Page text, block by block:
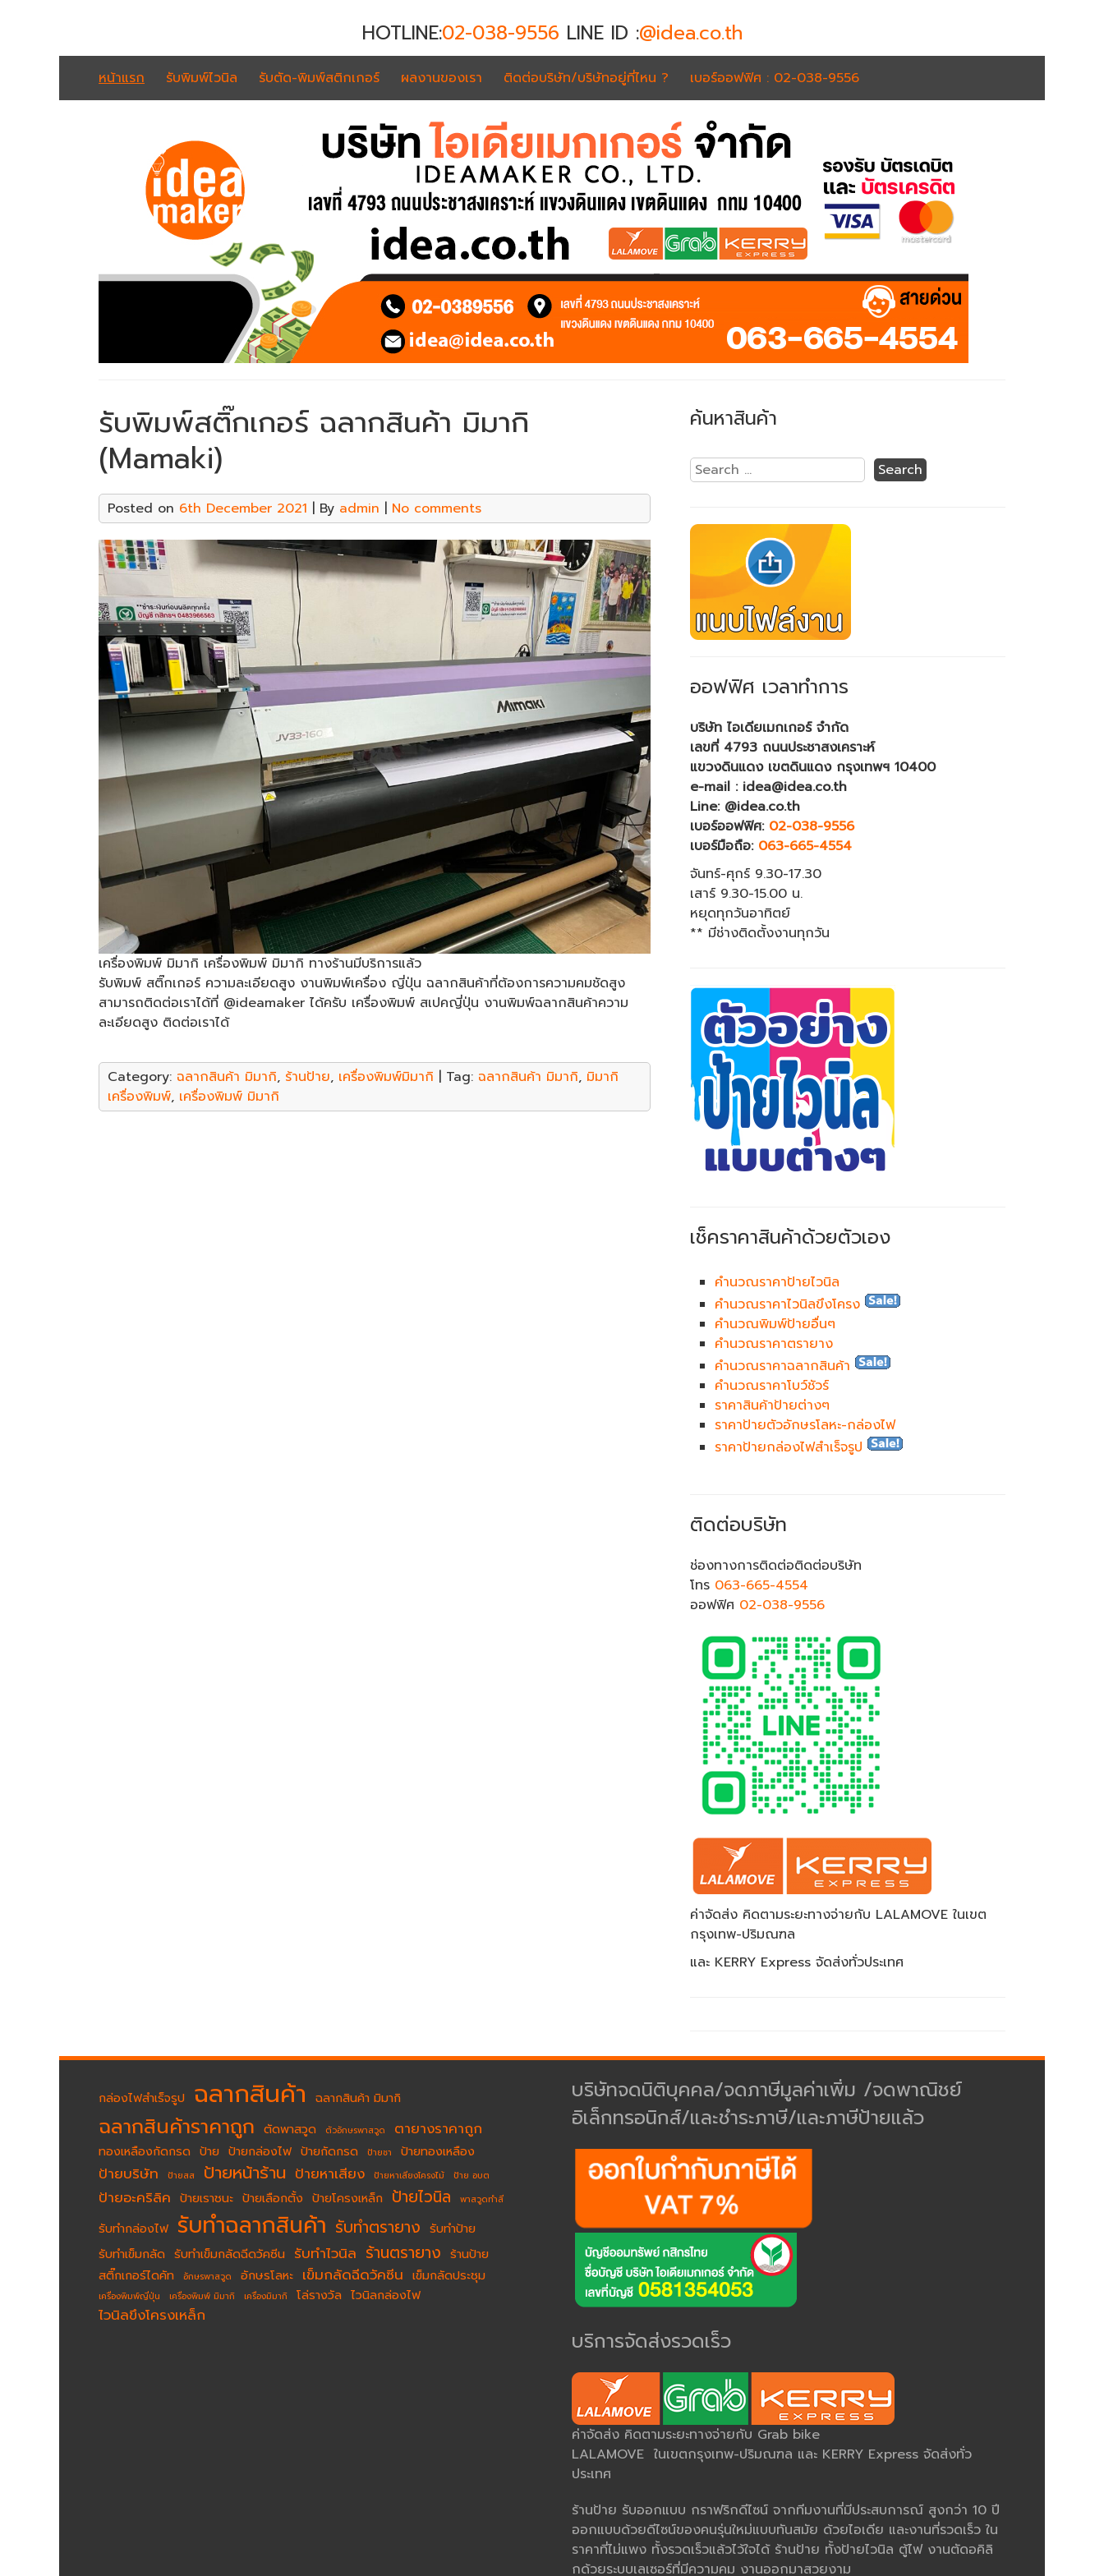
HOTLINE:02-038-9556 LINE ID :@idea.co.th
หน้าแรก รับพิมพ์ไวนิล รับตัด-พิมพ์สติกเกอร์ ผลงานของเรา ติดต่อบริษัท/บริษัทอยู่ที่ไหน ? เบอร์ออฟฟิศ : 02-038-9556
รับพิมพ์สติ๊กเกอร์ ฉลากสินค้า มิมากิ
(Mamaki)
Posted on 6th December 2021 | By admin | No comments
เครื่องพิมพ์ มิมากิ เครื่องพิมพ์ มิมากิ ทางร้านมีบริการแล้ว
รับพิมพ์ สติ๊กเกอร์ ความละเอียดสูง งานพิมพ์เครื่อง ญี่ปุ่น ฉลากสินค้าที่ต้องการความคมชัดสูง
สามารถติดต่อเราได้ที่ @ideamaker ได้ครับ เครื่องพิมพ์ สเปคญี่ปุ่น งานพิมพ์ฉลากสินค้าความ
ละเอียดสูง ติดต่อเราได้
Category: ฉลากสินค้า มิมากิ, ร้านป้าย, เครื่องพิมพ์มิมากิ | Tag: ฉลากสินค้า มิมากิ, มิมากิ
เครื่องพิมพ์, เครื่องพิมพ์ มิมากิ
ค้นหาสินค้า
ออฟฟิศ เวลาทำการ
บริษัท ไอเดียเมกเกอร์ จำกัด
เลขที่ 4793 ถนนประชาสงเคราะห์
แขวงดินแดง เขตดินแดง กรุงเทพฯ 10400
e-mail : idea@idea.co.th
Line: @idea.co.th
เบอร์ออฟฟิศ: 02-038-9556
เบอร์มือถือ: 063-665-4554
จันทร์-ศุกร์ 9.30-17.30
เสาร์ 9.30-15.00 น.
หยุดทุกวันอาทิตย์
** มีช่างติดตั้งงานทุกวัน
เช็คราคาสินค้าด้วยตัวเอง
คำนวณราคาป้ายไวนิล
คำนวณราคาไวนิลขึงโครง
คำนวณพิมพ์ป้ายอื่นๆ
คำนวณราคาตรายาง
คำนวณราคาฉลากสินค้า
คำนวณราคาโบว์ชัวร์
ราคาสินค้าป้ายต่างๆ
ราคาป้ายตัวอักษรโลหะ-กล่องไฟ
ราคาป้ายกล่องไฟสำเร็จรูป
ติดต่อบริษัท
ช่องทางการติดต่อติดต่อบริษัท
โทร 063-665-4554
ออฟฟิศ 02-038-9556
ค่าจัดส่ง คิดตามระยะทางจ่ายกับ LALAMOVE ในเขต
กรุงเทพ-ปริมณฑล
และ KERRY Express จัดส่งทั่วประเทศ
บริษัทจดนิติบุคคล/จดภาษีมูลค่าเพิ่ม /จดพาณิชย์
อิเล็กทรอนิกส์/และชำระภาษี/และภาษีป้ายแล้ว
บริการจัดส่งรวดเร็ว
ค่าจัดส่ง คิดตามระยะทางจ่ายกับ Grab bike
LALAMOVE ในเขตกรุงเทพ-ปริมณฑล และ KERRY Express จัดส่งทั่ว
ประเทศ
ร้านป้าย รับออกแบบ กราฟริกดีไซน์ จากทีมงานที่มีประสบการณ์ สูงกว่า 10 ปี
ออกแบบด้วยดีไซน์ของคนรุ่นใหม่แบบทันสมัย ด้วยไอเดีย และงานที่รวดเร็ว ใน
ราคาที่ไม่แพง ทั้งรวดเร็วแล้วไว้ใจได้ ร้านป้าย ทั้งป้ายไวนิล ตู้ไฟ งานตัดอคิลิ
กด้วยระบบเลเซอร์ที่มีความคม งานออกมาสวยงาม
กล่องไฟสำเร็จรูป ฉลากสินค้า ฉลากสินค้า มิมากิ
ฉลากสินค้าราคาถูก ตัดพาสวูด ตัวอักษรพาสวูด ตายางราคาถูก
ทองเหลืองกัดกรด ป้าย ป้ายกล่องไฟ ป้ายกัดกรด ป้ายชา ป้ายทองเหลือง
ป้ายบริษัท ป้ายสส ป้ายหน้าร้าน ป้ายหาเสียง ป้ายหาเสียงโครงไม้ ป้าย อบต
ป้ายอะคริลิค ป้ายเราชนะ ป้ายเลือกตั้ง ป้ายโครงเหล็ก ป้ายไวนิล พาสวูดทำสี
รับทำกล่องไฟ รับทำฉลากสินค้า รับทำตรายาง รับทำป้าย
รับทำเข็มกลัด รับทำเข็มกลัดฉีดวัคซีน รับทำไวนิล ร้านตรายาง ร้านป้าย
สติ๊กเกอร์ไดคัท
อักษรพาสวูด อักษรโลหะ เข็มกลัดฉีดวัคซีน เข็มกลัดประชุม
เครื่องพิมพ์ญี่ปุ่น เครื่องพิมพ์ มิมากิ เครื่องมิมากิ โล่รางวัล ไวนิลกล่องไฟ
ไวนิลขึงโครงเหล็ก